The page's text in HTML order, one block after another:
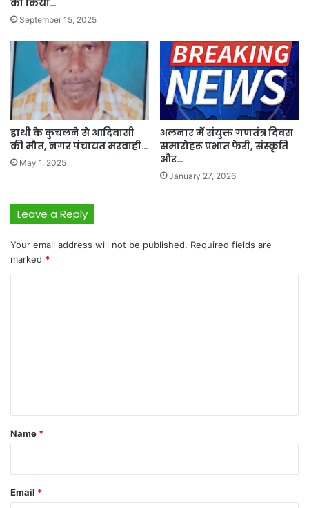
का किया…
September 15, 2025
हाथी के कुचलने से आदिवासी
की मौत, नगर पंचायत मरवाही…
May 1, 2025
अलनार में संयुक्त गणतंत्र दिवस
समारोहरू प्रभात फेरी, संस्कृति
और…
January 27, 2026
Leave a Reply
Your email address will not be published. Required fields are
marked *
*
Name *
Email *